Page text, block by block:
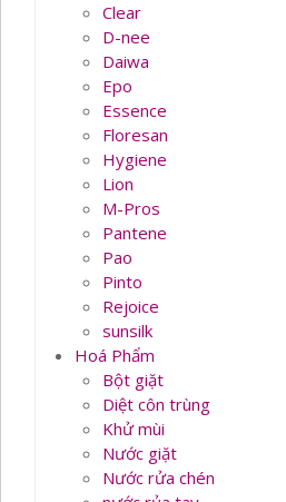
Clear
D-nee
Daiwa
Epo
Essence
Floresan
Hygiene
Lion
M-Pros
Pantene
Pao
Pinto
Rejoice
sunsilk
Hoá Phẩm
Bột giặt
Diệt côn trùng
Khử mùi
Nước giặt
Nước rửa chén